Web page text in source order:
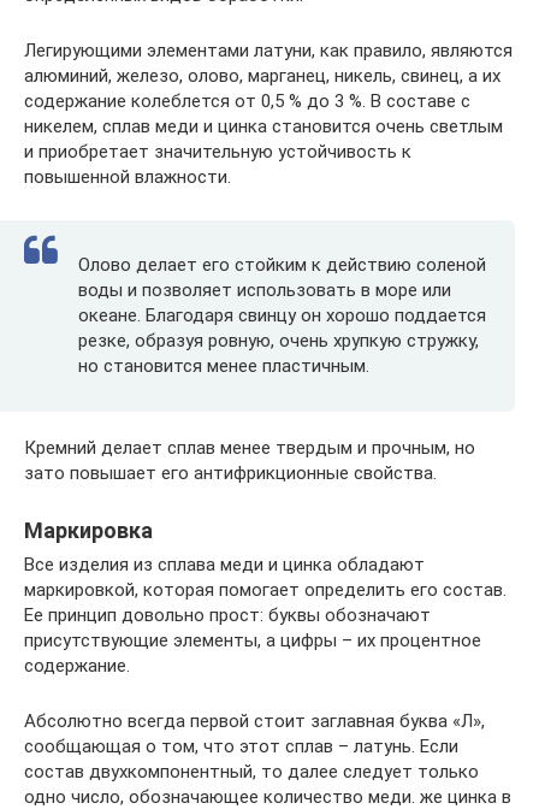
Легирующими элементами латуни, как правило, являются
алюминий, железо, олово, марганец, никель, свинец, а их
содержание колеблется от 0,5 % до 3 %. В составе с
никелем, сплав меди и цинка становится очень светлым
и приобретает значительную устойчивость к
повышенной влажности.
Олово делает его стойким к действию соленой
воды и позволяет использовать в море или
океане. Благодаря свинцу он хорошо поддается
резке, образуя ровную, очень хрупкую стружку,
но становится менее пластичным.
Кремний делает сплав менее твердым и прочным, но
зато повышает его антифрикционные свойства.
Маркировка
Все изделия из сплава меди и цинка обладают
маркировкой, которая помогает определить его состав.
Ее принцип довольно прост: буквы обозначают
присутствующие элементы, а цифры – их процентное
содержание.
Абсолютно всегда первой стоит заглавная буква «Л»,
сообщающая о том, что этот сплав – латунь. Если
состав двухкомпонентный, то далее следует только
одно число, обозначающее количество меди. же цинка в